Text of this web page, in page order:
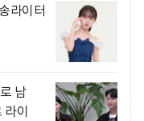
라이터
남
이